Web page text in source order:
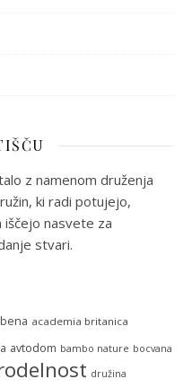
z namenom druženja
ki radi potujejo,
nasvete za
stvari.
academia britanica
avtodom bambo nature bocvana
družina